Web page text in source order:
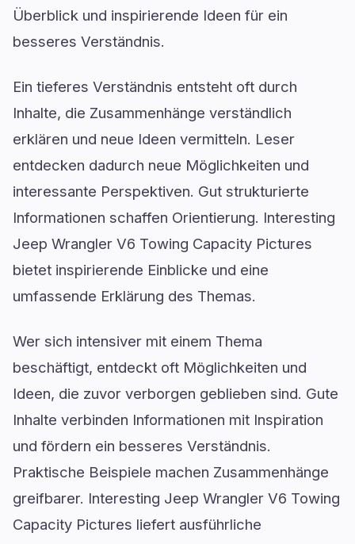
Überblick und inspirierende Ideen für ein
besseres Verständnis.
Ein tieferes Verständnis entsteht oft durch
Inhalte, die Zusammenhänge verständlich
erklären und neue Ideen vermitteln. Leser
entdecken dadurch neue Möglichkeiten und
interessante Perspektiven. Gut strukturierte
Informationen schaffen Orientierung. Interesting
Jeep Wrangler V6 Towing Capacity Pictures
bietet inspirierende Einblicke und eine
umfassende Erklärung des Themas.
Wer sich intensiver mit einem Thema
beschäftigt, entdeckt oft Möglichkeiten und
Ideen, die zuvor verborgen geblieben sind. Gute
Inhalte verbinden Informationen mit Inspiration
und fördern ein besseres Verständnis.
Praktische Beispiele machen Zusammenhänge
greifbarer. Interesting Jeep Wrangler V6 Towing
Capacity Pictures liefert ausführliche